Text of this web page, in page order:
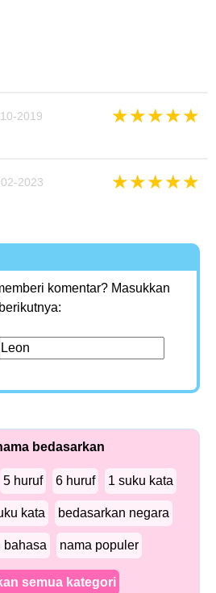
2019 ★★★★★
2023 ★★★★★
komentar? Masukkan
bedasarkan
5 huruf 6 huruf 1 suku kata
kata bedasarkan negara
bahasa nama populer
semua kategori